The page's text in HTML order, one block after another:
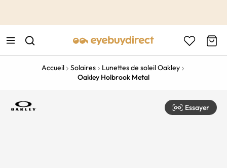
Accueil Solaires
Lunettes de soleil Oakley
Oakley Holbrook Metal
Essayer